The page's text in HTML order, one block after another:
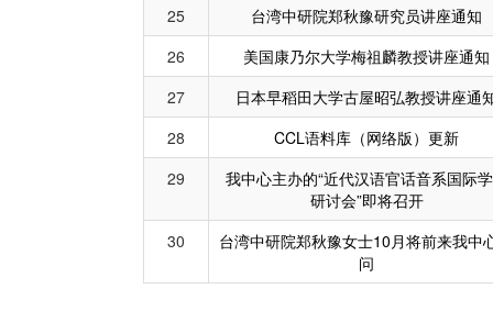
25
台湾中研院郑秋豫研究员讲座通知
26
美国康乃尔大学梅祖麟教授讲座通知
27
日本早稻田大学古屋昭弘教授讲座通
28
CCL语料库（网络版）更新
29
我中心主办的“近代汉语官话音系国际
研讨会”即将召开
30
台湾中研院郑秋豫女士10月将前来我中
问